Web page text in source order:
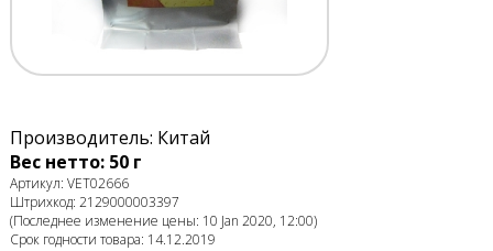
Производитель: Китай
Вес нетто: 50 г
Артикул: VET02666
Штрихкод: 2129000003397
(Последнее изменение цены: 10 Jan 2020, 12:00)
Срок годности товара: 14.12.2019